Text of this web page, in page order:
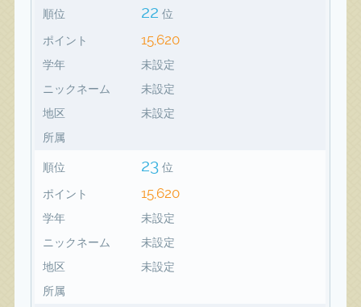
順位 22 位
ポイント 15,620
学年
未設定
ニックネーム
未設定
地区
未設定
所属
順位 23 位
ポイント 15,620
学年
未設定
ニックネーム
未設定
地区
未設定
所属